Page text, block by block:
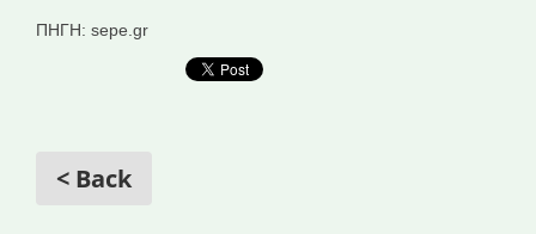
ΠΗΓΗ: sepe.gr
< Back